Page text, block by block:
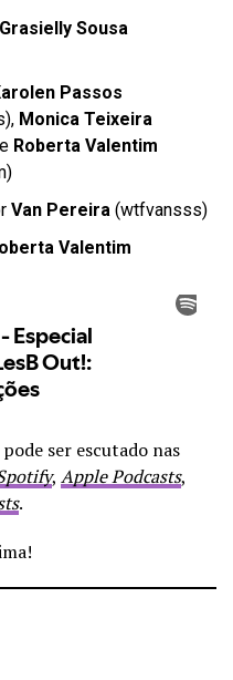
Grasielly Sousa
Passos
), Monica Teixeira
Roberta Valentim
)
Van Pereira (wtfvansss)
Valentim
ser escutado nas
, Apple Podcasts,
.